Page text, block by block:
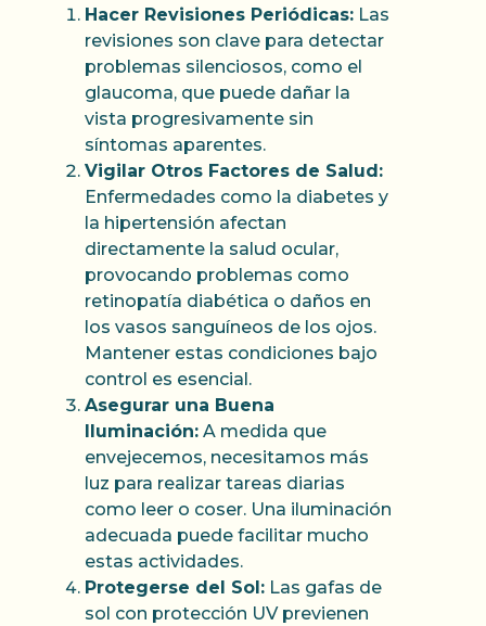
Hacer Revisiones Periódicas: Las
revisiones son clave para detectar
problemas silenciosos, como el
glaucoma, que puede dañar la
vista progresivamente sin
síntomas aparentes.
Vigilar Otros Factores de Salud:
Enfermedades como la diabetes y
la hipertensión afectan
directamente la salud ocular,
provocando problemas como
retinopatía diabética o daños en
los vasos sanguíneos de los ojos.
Mantener estas condiciones bajo
control es esencial.
Asegurar una Buena
Iluminación: A medida que
envejecemos, necesitamos más
luz para realizar tareas diarias
como leer o coser. Una iluminación
adecuada puede facilitar mucho
estas actividades.
Protegerse del Sol: Las gafas de
sol con protección UV previenen